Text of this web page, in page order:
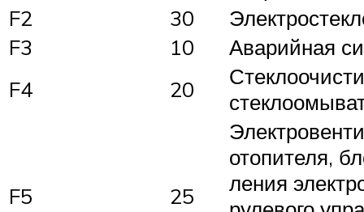
F2
30
F3
10
Аварийная
F4
20
F5 25
отопителя,
ления